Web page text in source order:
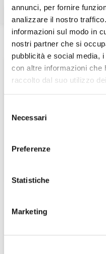
annunci, per fornire
analizzare il nostro
informazioni sul modo in
nostri partner che si
pubblicità e social media,
con altre informazioni che
raccolto dal suo utilizzo
delNecessari
Preferenze
Statistiche
Marketing
ACCEDI A
Password dimenticata?
fare cliccando qui.
Home /Pubblicazioni/Dicono
La crisi Israele-Hamas
lo scenario per la
Questa
per visualizzare il
effettuare il login
di